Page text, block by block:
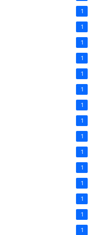
1
1
1
1
1
1
1
1
1
1
1
1
1
1
1